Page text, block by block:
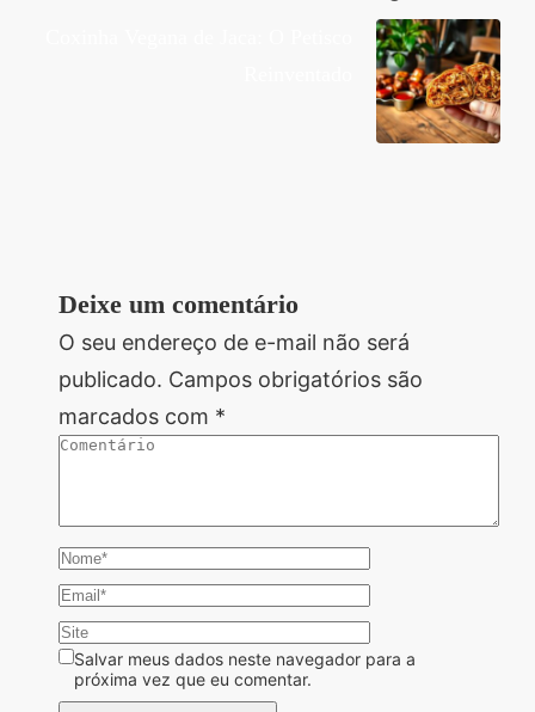
Deixe um comentário
O seu endereço de e-mail não será
publicado. Campos obrigatórios são
marcados com *
Salvar meus dados neste navegador para a
próxima vez que eu comentar.